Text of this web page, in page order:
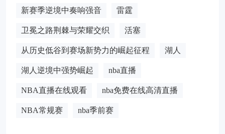
新赛季逆境中奏响强音 雷霆
卫冕之路荆棘与荣耀交织 活塞
从历史低谷到赛场新势力的崛起征程 湖人
湖人逆境中强势崛起 nba直播
NBA直播在线观看 nba免费在线高清直播
NBA常规赛 nba季前赛